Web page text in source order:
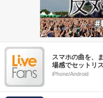
スマホの曲を、
場感でセットリ
iPhone/Android